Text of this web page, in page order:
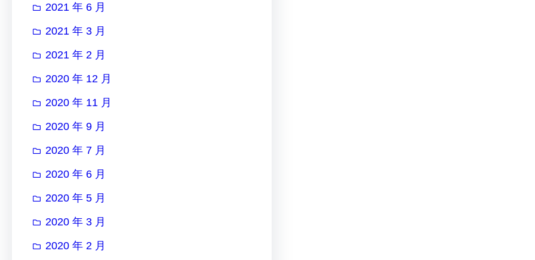
2021 年 6 月
2021 年 3 月
2021 年 2 月
2020 年 12 月
2020 年 11 月
2020 年 9 月
2020 年 7 月
2020 年 6 月
2020 年 5 月
2020 年 3 月
2020 年 2 月